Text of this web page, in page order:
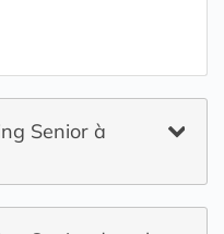
Senior à